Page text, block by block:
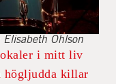
Ohlson
i mitt liv
högljudda killar